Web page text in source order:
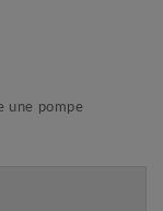
une pompe